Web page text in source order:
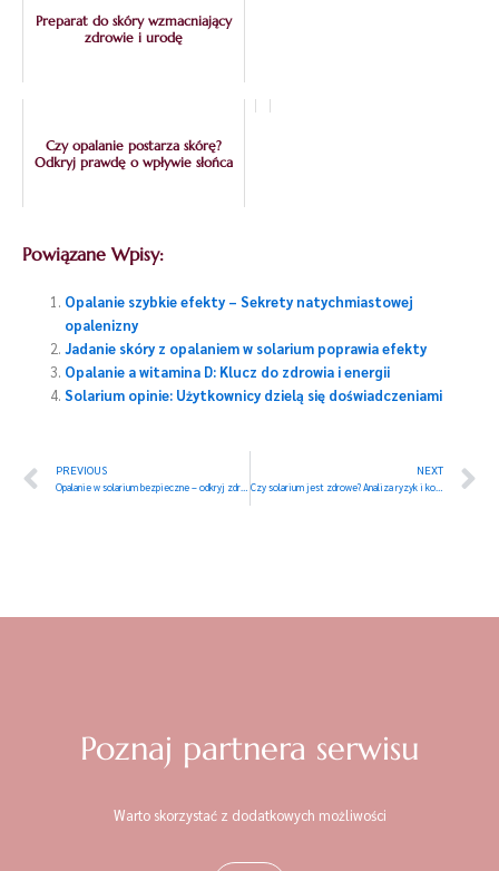
Preparat do skóry wzmacniający
zdrowie i urodę
Czy opalanie postarza skórę?
Odkryj prawdę o wpływie słońca
Powiązane Wpisy:
Opalanie szybkie efekty – Sekrety natychmiastowej
opalenizny
Jadanie skóry z opalaniem w solarium poprawia efekty
Opalanie a witamina D: Klucz do zdrowia i energii
Solarium opinie: Użytkownicy dzielą się doświadczeniami
Prev
PREVIOUS NEXT
Czy solarium jest zdrowe? Analiza ryzyk i korzyści
Poznaj partnera serwisu
Warto skorzystać z dodatkowych możliwości